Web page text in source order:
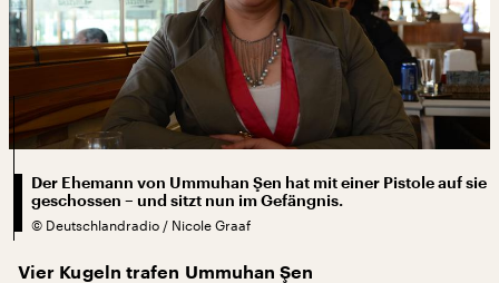
Der Ehemann von Ummuhan Şen hat mit einer Pistole auf sie
geschossen – und sitzt nun im Gefängnis.
© Deutschlandradio / Nicole Graaf
Vier Kugeln trafen Ummuhan Şen